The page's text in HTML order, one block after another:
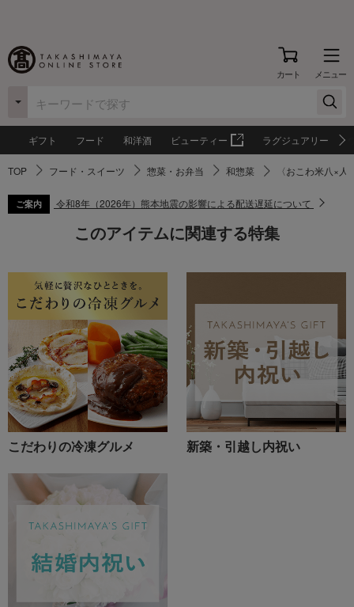
カート メニュー
ギフト フード 和洋酒 ビューティー ラグジュアリー
TOP フード・スイーツ 惣菜・お弁当 和惣菜 〈おこわ米八×
ご案内 令和8年（2026年）熊本地震の影響による配送遅延について
このアイテムに関連する特集
こだわりの冷凍グルメ 新築・引越し内祝い